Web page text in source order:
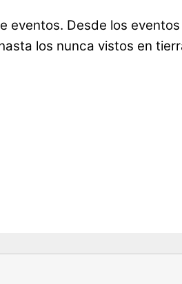
eventos. Desde los
los nunca vistos en